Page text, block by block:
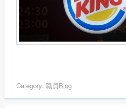
Category: 職員Blog